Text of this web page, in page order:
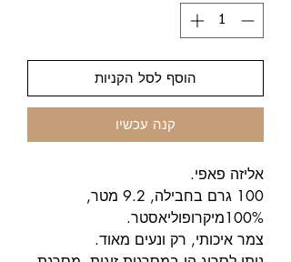
הוסף לסל הקניות
קנה עכשיו
אליזה פאפי.
100 גרם בחבילה, 9.2 מטר,
100%מיקרופוליאסטר.
צמר איכותי, רק ונעים מאוד.